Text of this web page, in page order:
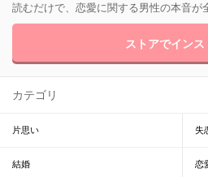
読むだけで、恋愛に関する男性の本音が
ストアでインス
カテゴリ
片思い 失
結婚 恋